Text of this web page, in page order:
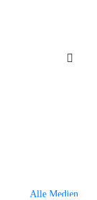
Alle Medien